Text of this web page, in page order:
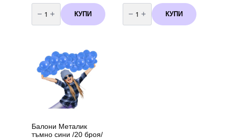
количество
за
Бутилка
с
употреба
балона
КУПИ
количество
за
Балони
Металик
КУПИ
Балони Металик
тъмно сини /20 броя/